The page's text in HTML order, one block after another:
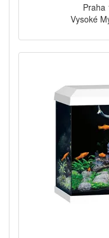
Praha
Vysoké